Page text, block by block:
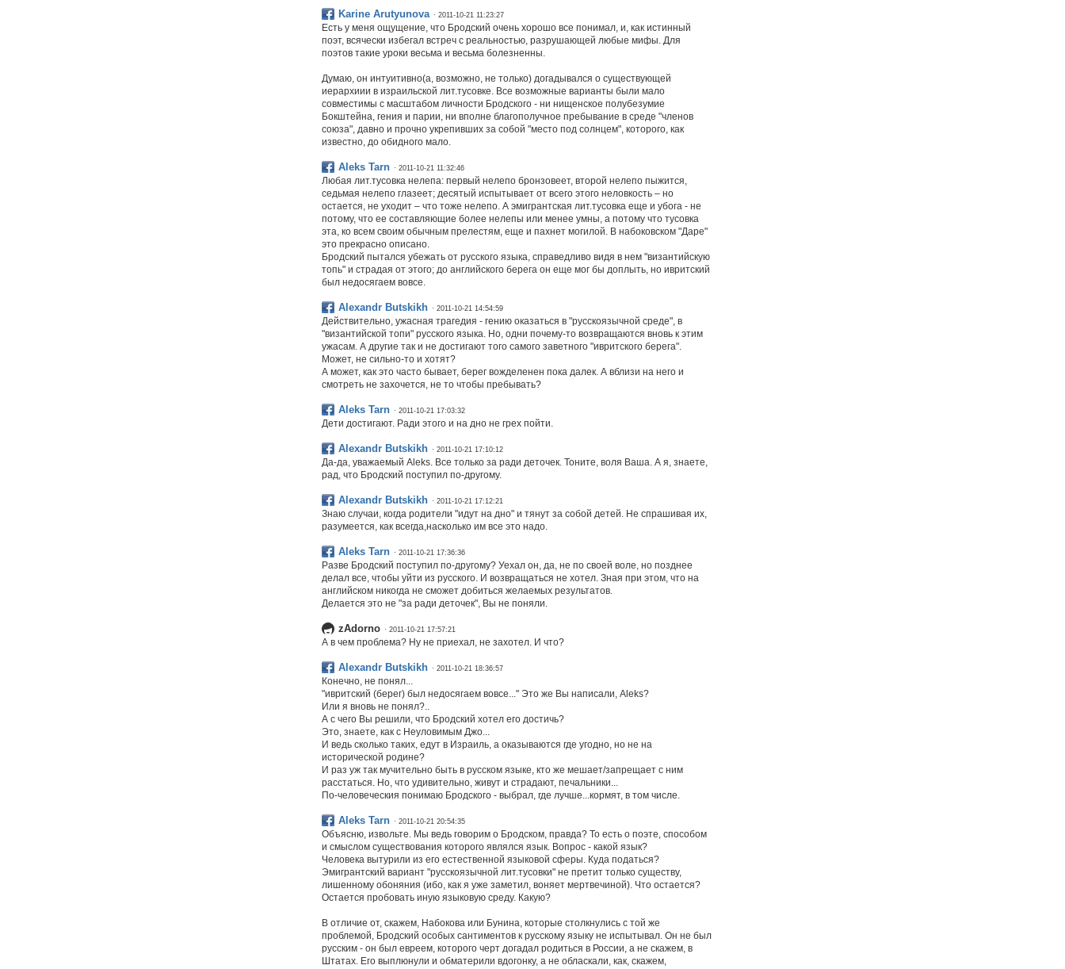
Karine Arutyunova · 2011-10-21 11:23:27
Есть у меня ощущение, что Бродский очень хорошо все понимал, и, как истинный
поэт, всячески избегал встреч с реальностью, разрушающей любые мифы. Для
поэтов такие уроки весьма и весьма болезненны.
Думаю, он интуитивно(а, возможно, не только) догадывался о существующей
иерархиии в израильской лит.тусовке. Все возможные варианты были мало
совместимы с масштабом личности Бродского - ни нищенское полубезумие
Бокштейна, гения и парии, ни вполне благополучное пребывание в среде "членов
союза", давно и прочно укрепивших за собой "место под солнцем", которого, как
известно, до обидного мало.
Aleks Tarn · 2011-10-21 11:32:46
Любая лит.тусовка нелепа: первый нелепо бронзовеет, второй нелепо пыжится,
седьмая нелепо глазеет; десятый испытывает от всего этого неловкость – но
остается, не уходит – что тоже нелепо. А эмигрантская лит.тусовка еще и убога - не
потому, что ее составляющие более нелепы или менее умны, а потому что тусовка
эта, ко всем своим обычным прелестям, еще и пахнет могилой. В набоковском "Даре"
это прекрасно описано.
Бродский пытался убежать от русского языка, справедливо видя в нем "византийскую
топь" и страдая от этого; до английского берега он еще мог бы доплыть, но ивритский
был недосягаем вовсе.
Alexandr Butskikh · 2011-10-21 14:54:59
Действительно, ужасная трагедия - гению оказаться в "русскоязычной среде", в
"византийской топи" русского языка. Но, одни почему-то возвращаются вновь к этим
ужасам. А другие так и не достигают того самого заветного "ивритского берега".
Может, не сильно-то и хотят?
А может, как это часто бывает, берег вожделенен пока далек. А вблизи на него и
смотреть не захочется, не то чтобы пребывать?
Aleks Tarn · 2011-10-21 17:03:32
Дети достигают. Ради этого и на дно не грех пойти.
Alexandr Butskikh · 2011-10-21 17:10:12
Да-да, уважаемый Aleks. Все только за ради деточек. Тоните, воля Ваша. А я, знаете,
рад, что Бродский поступил по-другому.
Alexandr Butskikh · 2011-10-21 17:12:21
Знаю случаи, когда родители "идут на дно" и тянут за собой детей. Не спрашивая их,
разумеется, как всегда,насколько им все это надо.
Aleks Tarn · 2011-10-21 17:36:36
Разве Бродский поступил по-другому? Уехал он, да, не по своей воле, но позднее
делал все, чтобы уйти из русского. И возвращаться не хотел. Зная при этом, что на
английском никогда не сможет добиться желаемых результатов.
Делается это не "за ради деточек", Вы не поняли.
zAdorno · 2011-10-21 17:57:21
А в чем проблема? Ну не приехал, не захотел. И что?
Alexandr Butskikh · 2011-10-21 18:36:57
Конечно, не понял...
"ивритский (берег) был недосягаем вовсе..." Это же Вы написали, Aleks?
Или я вновь не понял?..
А с чего Вы решили, что Бродский хотел его достичь?
Это, знаете, как с Неуловимым Джо...
И ведь сколько таких, едут в Израиль, а оказываются где угодно, но не на
исторической родине?
И раз уж так мучительно быть в русском языке, кто же мешает/запрещает с ним
расстаться. Но, что удивительно, живут и страдают, печальники...
По-человеческия понимаю Бродского - выбрал, где лучше...кормят, в том числе.
Aleks Tarn · 2011-10-21 20:54:35
Объясню, извольте. Мы ведь говорим о Бродском, правда? То есть о поэте, способом
и смыслом существования которого являлся язык. Вопрос - какой язык?
Человека вытурили из его естественной языковой сферы. Куда податься?
Эмигрантский вариант "русскоязычной лит.тусовки" не претит только существу,
лишенному обоняния (ибо, как я уже заметил, воняет мертвечиной). Что остается?
Остается пробовать иную языковую среду. Какую?
В отличие от, скажем, Набокова или Бунина, которые столкнулись с той же
проблемой, Бродский особых сантиментов к русскому языку не испытывал. Он не был
русским - он был евреем, которого черт догадал родиться в России, а не скажем, в
Штатах. Его выплюнули и обматерили вдогонку, а не обласкали, как, скажем,